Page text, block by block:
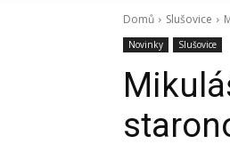
Domů Slušovice
Novinky Slušovice